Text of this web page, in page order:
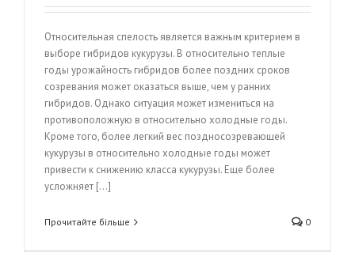
Относительная спелость является важным критерием в
выборе гибридов кукурузы. В относительно теплые
годы урожайность гибридов более поздних сроков
созревания может оказаться выше, чем у ранних
гибридов. Однако ситуация может измениться на
противоположную в относительно холодные годы.
Кроме того, более легкий вес поздносозревающей
кукурузы в относительно холодные годы может
привести к снижению класса кукурузы. Еще более
усложняет [...]
Прочитайте більше 0